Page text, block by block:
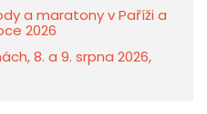
a maratony v Paříži a
2026
8. a 9. srpna 2026,